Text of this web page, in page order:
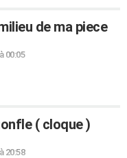
de ma piece
00:05
( cloque )
20:58